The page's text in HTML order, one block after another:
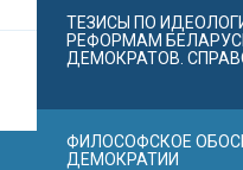
ТЕЗИСЫ ПО
РЕФОРМАМ
ДЕМОКРАТОВ.
ФИЛОСОФСКОЕ
ДЕМОКРАТИИ